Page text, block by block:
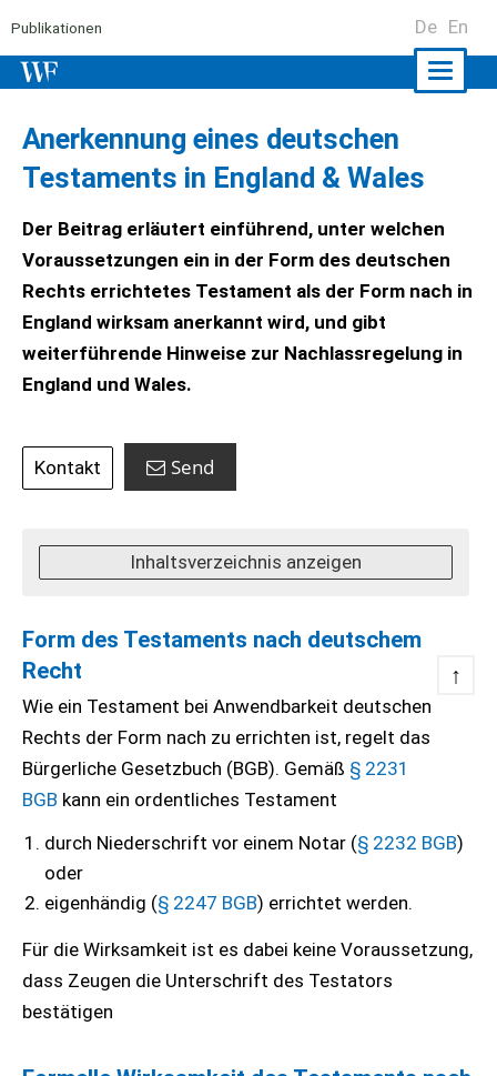
Publikationen De En
Anerkennung eines deutschen
Testaments in England & Wales
Der Beitrag erläutert einführend, unter welchen
Voraussetzungen ein in der Form des deutschen
Rechts errichtetes Testament als der Form nach in
England wirksam anerkannt wird, und gibt
weiterführende Hinweise zur Nachlassregelung in
England und Wales.
Kontakt Send
Inhaltsverzeichnis anzeigen
Form des Testaments nach deutschem
Recht
↑
Wie ein Testament bei Anwendbarkeit deutschen
Rechts der Form nach zu errichten ist, regelt das
Bürgerliche Gesetzbuch (BGB). Gemäß § 2231
BGB kann ein ordentliches Testament
durch Niederschrift vor einem Notar (§ 2232 BGB)
oder
eigenhändig (§ 2247 BGB) errichtet werden.
Für die Wirksamkeit ist es dabei keine Voraussetzung,
dass Zeugen die Unterschrift des Testators
bestätigen